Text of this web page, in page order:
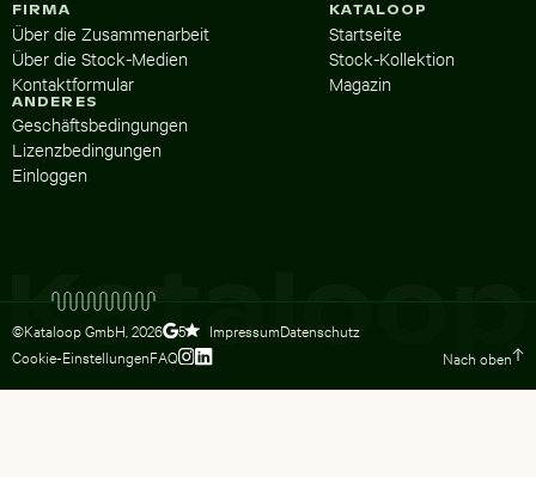
KATALOOP
Startseite
Stock-Kollektion
Magazin
FIRMA
Über die Zusammenarbeit
Über die Stock-Medien
Kontaktformular
ANDERES
Geschäftsbedingungen
Lizenzbedingungen
Einloggen
©Kataloop GmbH, 2026 5 ImpressumDatenschutz
Cookie-EinstellungenFAQ Nach oben